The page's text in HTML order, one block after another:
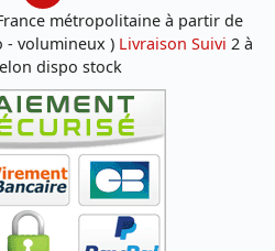
métropolitaine à partir de
- volumineux ) Livraison Suivi 2 à
dispo stock